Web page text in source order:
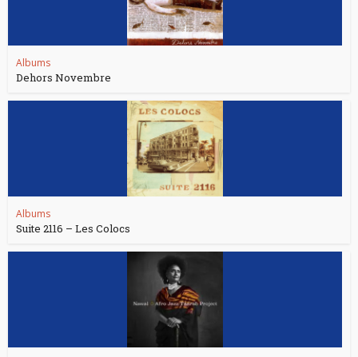
Albums
Dehors Novembre
Albums
Suite 2116 – Les Colocs